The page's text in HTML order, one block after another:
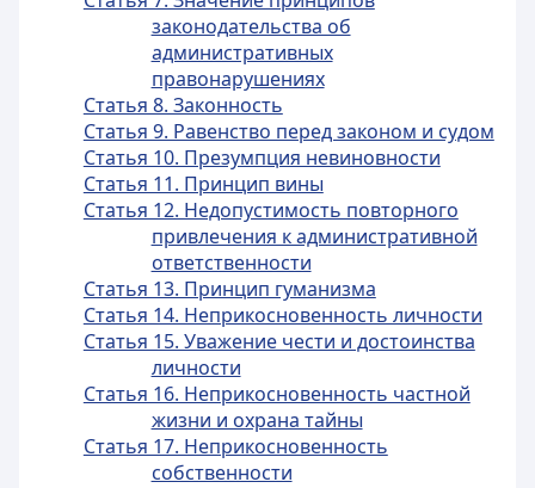
законодательства об
административных
правонарушениях
Статья 8. Законность
Статья 9. Равенство перед законом и судом
Статья 10. Презумпция невиновности
Статья 11. Принцип вины
Статья 12. Недопустимость повторного
привлечения к административной
ответственности
Статья 13. Принцип гуманизма
Статья 14. Неприкосновенность личности
Статья 15. Уважение чести и достоинства
личности
Статья 16. Неприкосновенность частной
жизни и охрана тайны
Статья 17. Неприкосновенность
собственности